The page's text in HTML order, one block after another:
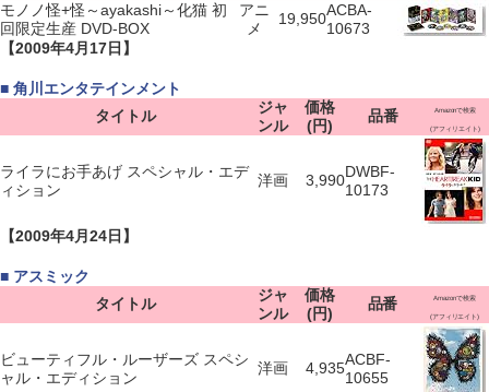
モノノ怪+怪～ayakashi～化猫 初
回限定生産 DVD-BOX
アニ
メ
19,950ACBA-
10673
【2009年4月17日】
■ 角川エンタテインメント
タイトル
ジャ
ンル
価格
(円)
品番 Amazonで検索
(アフィリエイト)
ライラにお手あげ スペシャル・エデ
ィション
洋画 3,990DWBF-
10173
【2009年4月24日】
■ アスミック
タイトル
ジャ
ンル
価格
(円)
品番 Amazonで検索
(アフィリエイト)
ビューティフル・ルーザーズ スペシ
ャル・エディション
洋画 4,935ACBF-
10655